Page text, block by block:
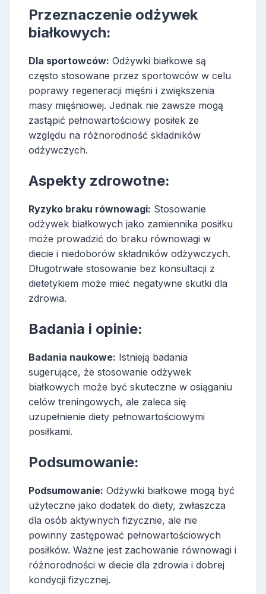
Przeznaczenie odżywek
białkowych:
Dla sportowców: Odżywki białkowe są
często stosowane przez sportowców w celu
poprawy regeneracji mięśni i zwiększenia
masy mięśniowej. Jednak nie zawsze mogą
zastąpić pełnowartościowy posiłek ze
względu na różnorodność składników
odżywczych.
Aspekty zdrowotne:
Ryzyko braku równowagi: Stosowanie
odżywek białkowych jako zamiennika posiłku
może prowadzić do braku równowagi w
diecie i niedoborów składników odżywczych.
Długotrwałe stosowanie bez konsultacji z
dietetykiem może mieć negatywne skutki dla
zdrowia.
Badania i opinie:
Badania naukowe: Istnieją badania
sugerujące, że stosowanie odżywek
białkowych może być skuteczne w osiąganiu
celów treningowych, ale zaleca się
uzupełnienie diety pełnowartościowymi
posiłkami.
Podsumowanie:
Podsumowanie: Odżywki białkowe mogą być
użyteczne jako dodatek do diety, zwłaszcza
dla osób aktywnych fizycznie, ale nie
powinny zastępować pełnowartościowych
posiłków. Ważne jest zachowanie równowagi i
różnorodności w diecie dla zdrowia i dobrej
kondycji fizycznej.